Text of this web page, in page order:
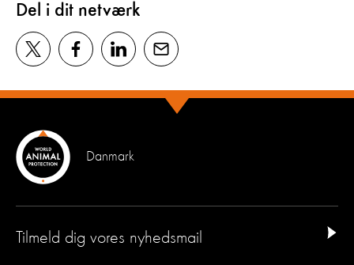
Del i dit netværk
Danmark
Tilmeld dig vores nyhedsmail